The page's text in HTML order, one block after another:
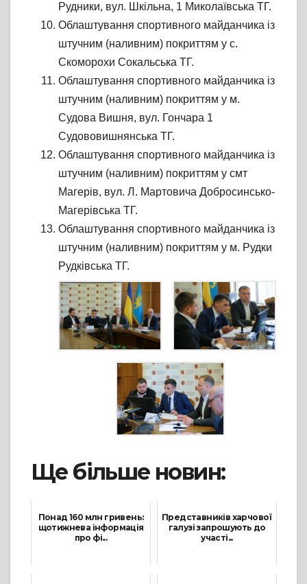
Рудники, вул. Шкільна, 1 Миколаївська ТГ.
Облаштування спортивного майданчика із
штучним (наливним) покриттям у с.
Скоморохи Сокальська ТГ.
Облаштування спортивного майданчика із
штучним (наливним) покриттям у м.
Судова Вишня, вул. Гончара 1
Судововишнянська ТГ.
Облаштування спортивного майданчика із
штучним (наливним) покриттям у смт
Магерів, вул. Л. Мартовича Добросинсько-
Магерівська ТГ.
Облаштування спортивного майданчика із
штучним (наливним) покриттям у м. Рудки
Рудківська ТГ.
Ще більше новин:
Понад 160 млн гривень:
щотижнева інформація
про фі...
Представників харчової
галузі запрошують до
участі...